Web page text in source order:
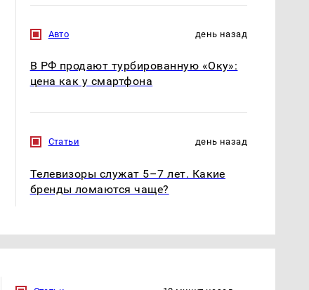
Авто день назад
В РФ продают турбированную «Оку»:
цена как у смартфона
Статьи день назад
Телевизоры служат 5–7 лет. Какие
бренды ломаются чаще?